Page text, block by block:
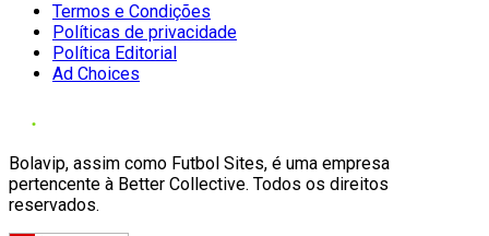
Termos e Condições
Políticas de privacidade
Política Editorial
Ad Choices
Bolavip, assim como Futbol Sites, é uma empresa
pertencente à Better Collective. Todos os direitos
reservados.